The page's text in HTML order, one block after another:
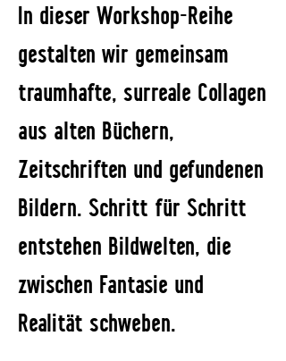
In dieser Workshop-Reihe
gestalten wir gemeinsam
traumhafte, surreale Collagen
aus alten Büchern,
Zeitschriften und gefundenen
Bildern. Schritt für Schritt
entstehen Bildwelten, die
zwischen Fantasie und
Realität schweben.